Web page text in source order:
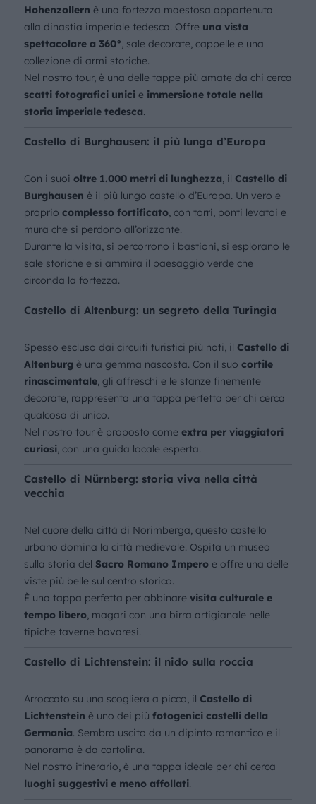
Hohenzollern è una fortezza maestosa appartenuta
alla dinastia imperiale tedesca. Offre una vista
spettacolare a 360°, sale decorate, cappelle e una
collezione di armi storiche.
Nel nostro tour, è una delle tappe più amate da chi cerca
scatti fotografici unicie immersione totale nella
storia imperiale tedesca.
Castello di Burghausen: il più lungo d’Europa
Con i suoi oltre 1.000 metri di lunghezza, il Castello di
Burghausen è il più lungo castello d’Europa. Un vero e
proprio complesso fortificato, con torri, ponti levatoi e
mura che si perdono all’orizzonte.
Durante la visita, si percorrono i bastioni, si esplorano le
sale storiche e si ammira il paesaggio verde che
circonda la fortezza.
Castello di Altenburg: un segreto della Turingia
Spesso escluso dai circuiti turistici più noti, il Castello di
Altenburgè una gemma nascosta. Con il suo cortile
rinascimentale, gli affreschi e le stanze finemente
decorate, rappresenta una tappa perfetta per chi cerca
qualcosa di unico.
Nel nostro tour è proposto come extra per viaggiatori
curiosi, con una guida locale esperta.
Castello di Nürnberg: storia viva nella città
vecchia
Nel cuore della città di Norimberga, questo castello
urbano domina la città medievale. Ospita un museo
sulla storia del Sacro Romano Imperoe offre una delle
viste più belle sul centro storico.
È una tappa perfetta per abbinare visita culturale e
tempo libero, magari con una birra artigianale nelle
tipiche taverne bavaresi.
Castello di Lichtenstein: il nido sulla roccia
Arroccato su una scogliera a picco, il Castello di
Lichtenstein è uno dei più fotogenici castelli della
Germania. Sembra uscito da un dipinto romantico e il
panorama è da cartolina.
Nel nostro itinerario, è una tappa ideale per chi cerca
luoghi suggestivi e meno affollati.